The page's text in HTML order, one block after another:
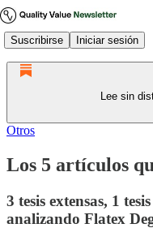
Suscribirse Iniciar sesión
Lee sin
Otros
Los 5 artículos
3 tesis extensas, 1
analizando Flatex